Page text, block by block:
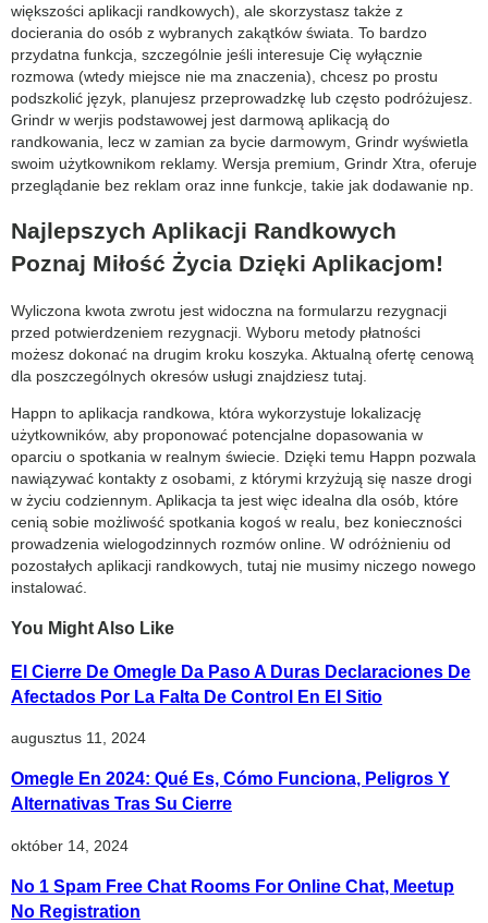
większości aplikacji randkowych), ale skorzystasz także z
docierania do osób z wybranych zakątków świata. To bardzo
przydatna funkcja, szczególnie jeśli interesuje Cię wyłącznie
rozmowa (wtedy miejsce nie ma znaczenia), chcesz po prostu
podszkolić język, planujesz przeprowadzkę lub często podróżujesz.
Grindr w werjis podstawowej jest darmową aplikacją do
randkowania, lecz w zamian za bycie darmowym, Grindr wyświetla
swoim użytkownikom reklamy. Wersja premium, Grindr Xtra, oferuje
przeglądanie bez reklam oraz inne funkcje, takie jak dodawanie np.
Najlepszych Aplikacji Randkowych
Poznaj Miłość Życia Dzięki Aplikacjom!
Wyliczona kwota zwrotu jest widoczna na formularzu rezygnacji
przed potwierdzeniem rezygnacji. Wyboru metody płatności
możesz dokonać na drugim kroku koszyka. Aktualną ofertę cenową
dla poszczególnych okresów usługi znajdziesz tutaj.
Happn to aplikacja randkowa, która wykorzystuje lokalizację
użytkowników, aby proponować potencjalne dopasowania w
oparciu o spotkania w realnym świecie. Dzięki temu Happn pozwala
nawiązywać kontakty z osobami, z którymi krzyżują się nasze drogi
w życiu codziennym. Aplikacja ta jest więc idealna dla osób, które
cenią sobie możliwość spotkania kogoś w realu, bez konieczności
prowadzenia wielogodzinnych rozmów online. W odróżnieniu od
pozostałych aplikacji randkowych, tutaj nie musimy niczego nowego
instalować.
You Might Also Like
El Cierre De Omegle Da Paso A Duras Declaraciones De
Afectados Por La Falta De Control En El Sitio
augusztus 11, 2024
Omegle En 2024: Qué Es, Cómo Funciona, Peligros Y
Alternativas Tras Su Cierre
október 14, 2024
No 1 Spam Free Chat Rooms For Online Chat, Meetup
No Registration